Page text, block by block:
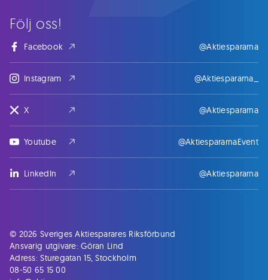
Följ oss!
Facebook @Aktiespararna
Instagram @Aktiespararna_
X @Aktiespararna
Youtube @AktiespararnaEvent
LinkedIn @Aktiespararna
© 2026 Sveriges Aktiesparares Riksförbund
Ansvarig utgivare: Göran Lind
Adress: Sturegatan 15, Stockholm
08-50 65 15 00